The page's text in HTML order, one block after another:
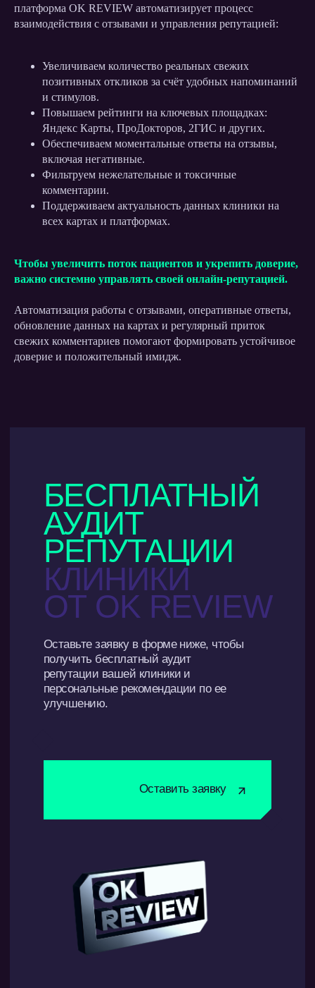
платформа OK REVIEW автоматизирует процесс
взаимодействия с отзывами и управления репутацией:
Увеличиваем количество реальных свежих
позитивных откликов за счёт удобных напоминаний
и стимулов.
Повышаем рейтинги на ключевых площадках:
Яндекс Карты, ПроДокторов, 2ГИС и других.
Обеспечиваем моментальные ответы на отзывы,
включая негативные.
Фильтруем нежелательные и токсичные
комментарии.
Поддерживаем актуальность данных клиники на
всех картах и платформах.
Чтобы увеличить поток пациентов и укрепить доверие,
важно системно управлять своей онлайн-репутацией.
Автоматизация работы с отзывами, оперативные ответы,
обновление данных на картах и регулярный приток
свежих комментариев помогают формировать устойчивое
доверие и положительный имидж.
Возможности сервиса, экспертные советы
и гайды к новым инструментам в нашем блоге
УЗНАЙТЕ, КАК
НА РЕПУТАЦИИ
БОЛЬШЕВМЕСТЕ
С OK REVIEW
REVIEW
OK
О НАС
РЕЙТИНГ АВТОДИЛЕРОВ
СВЕДЕНИЯ О КОМПАНИИ
Включен в реестр
Российского ПО